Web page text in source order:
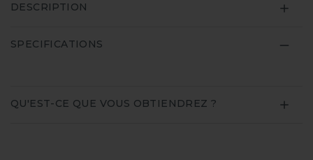
DESCRIPTION
SPECIFICATIONS
QU'EST-CE QUE VOUS OBTIENDREZ ?